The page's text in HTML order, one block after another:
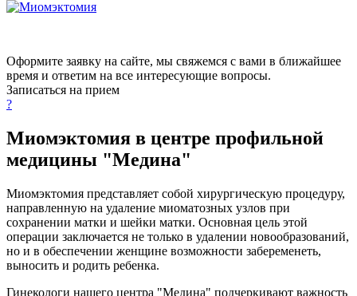
Оформите заявку на сайте, мы свяжемся с вами в ближайшее
время и ответим на все интересующие вопросы.
Записаться на прием
?
Миомэктомия в центре профильной
медицины "Медина"
Миомэктомия представляет собой хирургическую процедуру,
направленную на удаление миоматозных узлов при
сохранении матки и шейки матки. Основная цель этой
операции заключается не только в удалении новообразований,
но и в обеспечении женщине возможности забеременеть,
выносить и родить ребенка.
Гинекологи нашего центра "Медина" подчеркивают важность